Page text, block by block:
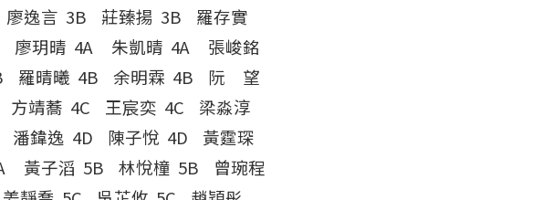
逸言 3B 莊臻揚 3B 羅存實
廖玥晴 4A 朱凱晴 4A 張峻銘
羅晴曦 4B 余明霖 4B 阮 望
靖蕎 4C 王宸奕 4C 梁淼淳
鍏逸 4D 陳子悅 4D 黃霆琛
黃子滔 5B 林悅橦 5B 曾琬程